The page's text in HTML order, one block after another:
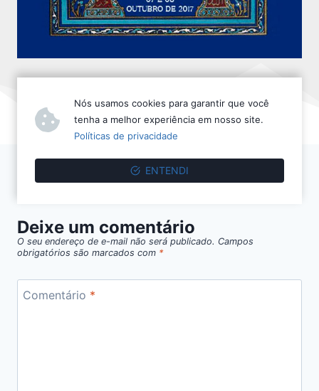
Deixe um comentário
O seu endereço de e-mail não será publicado. Campos
obrigatórios são marcados com *
Comentário *
Nós usamos cookies para garantir que você
tenha a melhor experiência em nosso site.
Políticas de privacidade
ENTENDI